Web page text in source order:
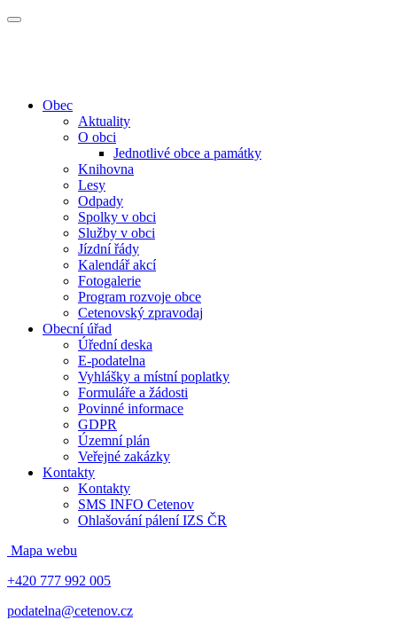
Obec
Aktuality
O obci
Jednotlivé obce a památky
Knihovna
Lesy
Odpady
Spolky v obci
Služby v obci
Jízdní řády
Kalendář akcí
Fotogalerie
Program rozvoje obce
Cetenovský zpravodaj
Obecní úřad
Úřední deska
E-podatelna
Vyhlášky a místní poplatky
Formuláře a žádosti
Povinné informace
GDPR
Územní plán
Veřejné zakázky
Kontakty
Kontakty
SMS INFO Cetenov
Ohlašování pálení IZS ČR
Mapa webu
+420 777 992 005
podatelna@cetenov.cz